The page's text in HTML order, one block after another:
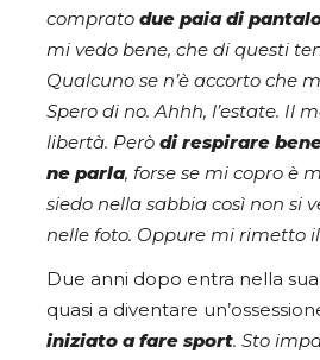
comprato due paia di
mi vedo bene, che di questi
Qualcuno se n’è accorto che
Spero di no. Ahhh, l’estate. Il
libertà. Però di respirare
ne parla, forse se mi copro è
siedo nella sabbia così non si
nelle foto. Oppure mi rimetto
Due anni dopo entra nella
quasi a diventare
iniziato a fare sport. Sto